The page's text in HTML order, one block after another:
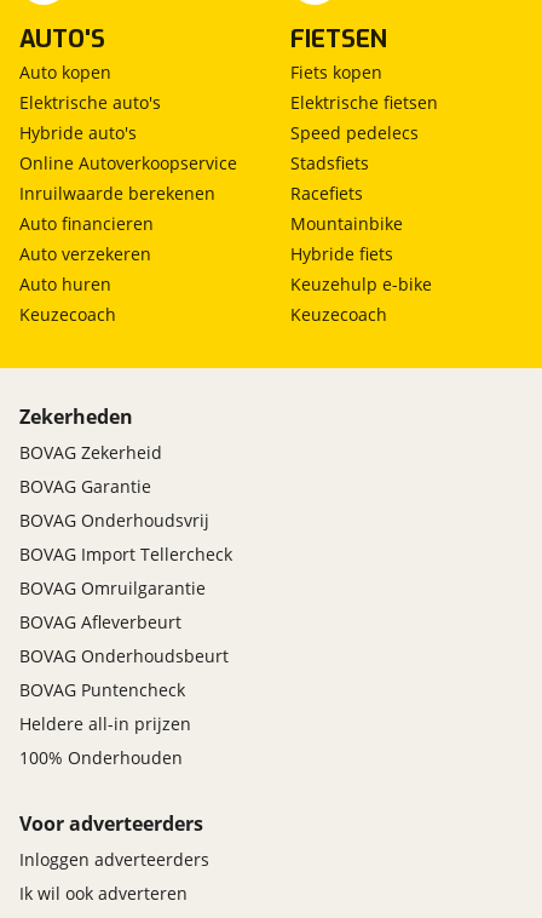
AUTO'S
Auto kopen
Elektrische auto's
Hybride auto's
Online Autoverkoopservice
Inruilwaarde berekenen
Auto financieren
Auto verzekeren
Auto huren
Keuzecoach
FIETSEN
Fiets kopen
Elektrische fietsen
Speed pedelecs
Stadsfiets
Racefiets
Mountainbike
Hybride fiets
Keuzehulp e-bike
Keuzecoach
Zekerheden
BOVAG Zekerheid
BOVAG Garantie
BOVAG Onderhoudsvrij
BOVAG Import Tellercheck
BOVAG Omruilgarantie
BOVAG Afleverbeurt
BOVAG Onderhoudsbeurt
BOVAG Puntencheck
Heldere all-in prijzen
100% Onderhouden
Voor adverteerders
Inloggen adverteerders
Ik wil ook adverteren